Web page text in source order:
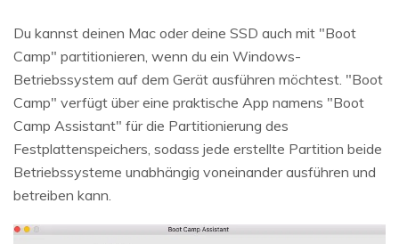
Du kannst deinen Mac oder deine SSD auch mit "Boot
Camp" partitionieren, wenn du ein Windows-
Betriebssystem auf dem Gerät ausführen möchtest. "Boot
Camp" verfügt über eine praktische App namens "Boot
Camp Assistant" für die Partitionierung des
Festplattenspeichers, sodass jede erstellte Partition beide
Betriebssysteme unabhängig voneinander ausführen und
betreiben kann.